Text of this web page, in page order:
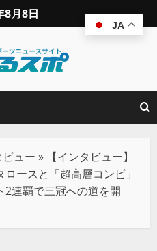
8月8日
ュー »
【インタビュー】
ースと「超高層コンビ」
2連覇で三冠への道を開
JA